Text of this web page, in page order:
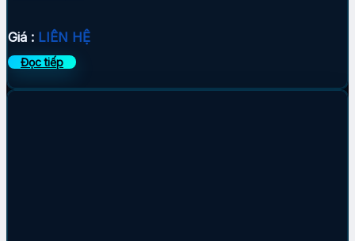
Giá : LIÊN HỆ
Đọc tiếp